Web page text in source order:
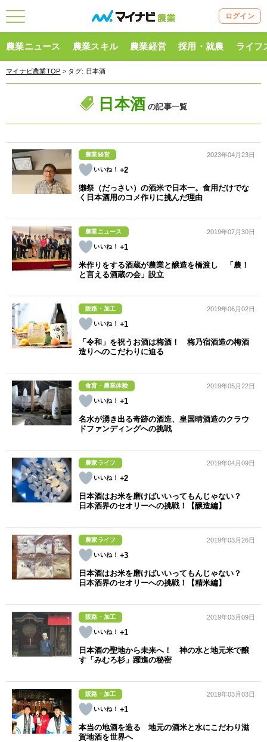
ログイン
農業ニュース 農業スキル 農業経営 採用・就農 ライフ
マイナビ農業TOP > タグ: 日本酒
日本酒 の記事一覧
農業経営
+2
2023年04月23日
獺祭（だっさい）の酒米で日本一。食用だけでな
く日本酒用のコメ作りに挑んだ理由
農業ニュース
+1
2019年07月30日
米作りをする酒蔵が農業と醸造を橋渡し 「農！
と言える酒蔵の会」設立
販路・加工
+1
2019年06月02日
「令和」を祝うお酒は梅酒！ 梅乃宿酒造の梅酒
造りへのこだわりに迫る
食育・農業体験
+1
2019年05月22日
名水が湧き出る奇跡の酒造、皇国晴酒造のクラウ
ドファンディングへの挑戦
農家ライフ
+2
2019年04月09日
日本酒はお米を磨けばいいってもんじゃない？
日本酒界のセオリーへの挑戦！【醸造編】
農家ライフ
+3
2019年03月26日
日本酒はお米を磨けばいいってもんじゃない？
日本酒界のセオリーへの挑戦！【精米編】
販路・加工
+1
2019年03月09日
日本酒の聖地から未来へ！ 神の水と地元米で醸
す「みむろ杉」躍進の秘密
販路・加工
+1
2019年03月03日
本当の地酒を造る 地元の酒米と水にこだわり滋
賀地酒を世界へ